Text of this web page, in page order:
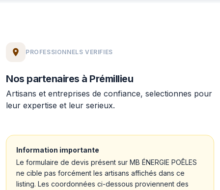
PROFESSIONNELS VERIFIES
Nos partenaires à Prémillieu
Artisans et entreprises de confiance, selectionnes pour
leur expertise et leur serieux.
Information importante
Le formulaire de devis présent sur MB ÉNERGIE POÊLES
ne cible pas forcément les artisans affichés dans ce
listing. Les coordonnées ci-dessous proviennent des